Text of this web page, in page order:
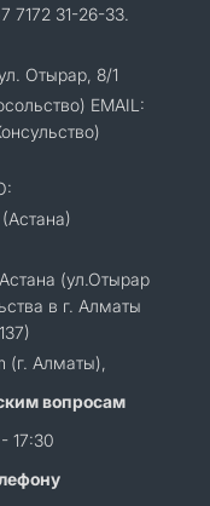
7172 31-26-33.
Отырар, 8/1
EMAIL:
(ул.Отырар
в г. Алматы
(г. Алматы),
вопросам
17:30